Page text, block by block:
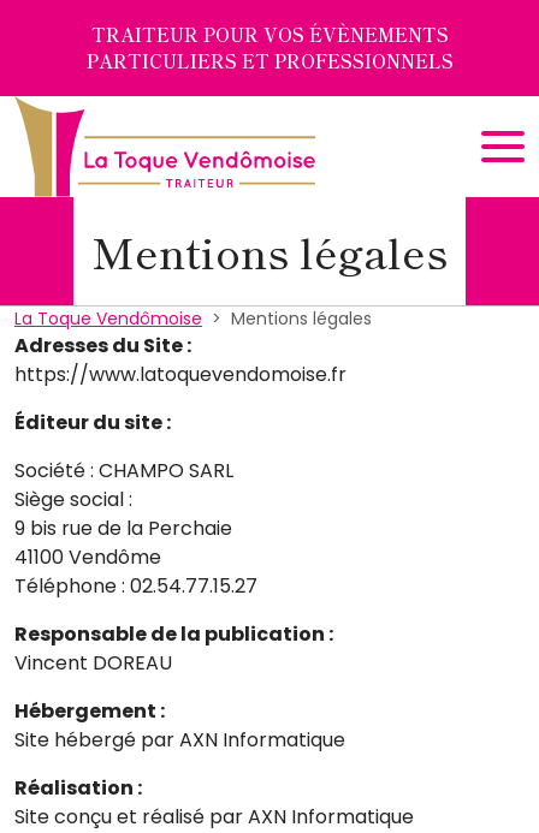
TRAITEUR POUR VOS ÉVÈNEMENTS
PARTICULIERS ET PROFESSIONNELS
Mentions légales
La Toque Vendômoise Mentions légales
Adresses du Site :
https://www.latoquevendomoise.fr
Éditeur du site :
Société : CHAMPO SARL
Siège social :
9 bis rue de la Perchaie
41100 Vendôme
Téléphone : 02.54.77.15.27
Responsable de la publication :
Vincent DOREAU
Hébergement :
Site hébergé par AXN Informatique
Réalisation :
Site conçu et réalisé par AXN Informatique